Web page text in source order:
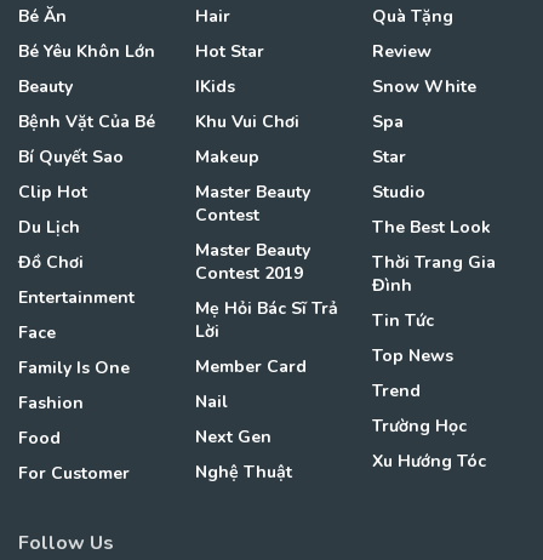
Bé Ăn
Bé Yêu Khôn Lớn
Beauty
Bệnh Vặt Của Bé
Bí Quyết Sao
Clip Hot
Du Lịch
Đồ Chơi
Entertainment
Face
Family Is One
Fashion
Food
For Customer
Hair
Hot Star
IKids
Khu Vui Chơi
Makeup
Master Beauty
Contest
Master Beauty
Contest 2019
Mẹ Hỏi Bác Sĩ Trả
Lời
Member Card
Nail
Next Gen
Nghệ Thuật
Quà Tặng
Review
Snow White
Spa
Star
Studio
The Best Look
Thời Trang Gia
Đình
Tin Tức
Top News
Trend
Trường Học
Xu Hướng Tóc
Follow Us